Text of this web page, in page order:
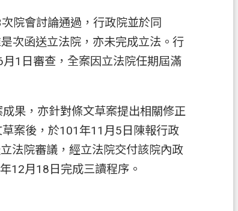
院會討論通過，行政院並於同
次函送立法院，亦未完成立法。行
1日審查，全案因立法院任期屆滿
果，亦針對條文草案提出相關修正
案後，於101年11月5日陳報行政
法院審議，經立法院交付該院內政
12月18日完成三讀程序。